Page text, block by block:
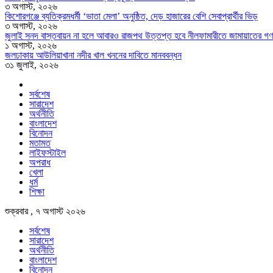
৩ অগাস্ট, ২০২৬
কিশোরগঞ্জে ব্যতিক্রমধর্মী ‘ভাতা মেলা’ অনুষ্ঠিত, দেড় হাজারের বেশি সেবাপ্রার্থীর ভিড়
৩ অগাস্ট, ২০২৬
জুলাই সনদ বাস্তবায়ন না হলে আবারও রাজপথ উত্তপ্ত হবে নীলফামারীতে জামায়াতের
১ অগাস্ট, ২০২৬
জলঢাকায় আউলিয়াখানা নদীর খাল খননের দাবিতে মানববন্ধন
৩১ জুলাই, ২০২৬
সর্বশেষ
সারাদেশ
অর্থনীতি
বাংলাদেশ
বিনোদন
মতামত
লাইফস্টাইল
অপরাধ
খেলা
ধর্ম
শিক্ষা
শুক্রবার , ৭ অগাস্ট ২০২৬
সর্বশেষ
সারাদেশ
অর্থনীতি
বাংলাদেশ
বিনোদন